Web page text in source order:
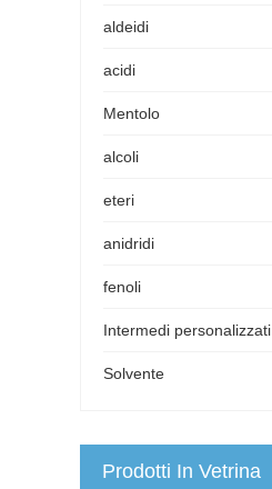
aldeidi
acidi
Mentolo
alcoli
eteri
anidridi
fenoli
Intermedi personalizzati
Solvente
Prodotti In Vetrina